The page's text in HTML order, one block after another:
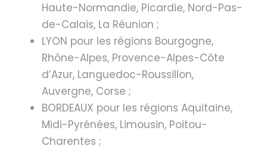
Haute-Normandie, Picardie, Nord-Pas-
de-Calais, La Réunion ;
LYON pour les régions Bourgogne,
Rhône-Alpes, Provence-Alpes-Côte
d’Azur, Languedoc-Roussillon,
Auvergne, Corse ;
BORDEAUX pour les régions Aquitaine,
Midi-Pyrénées, Limousin, Poitou-
Charentes ;